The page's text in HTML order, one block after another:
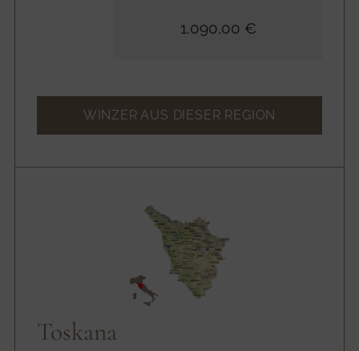
1.090,00 €
WINZER AUS DIESER REGION
Toskana